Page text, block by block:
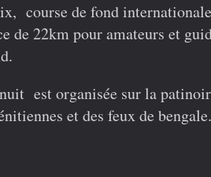
course de fond internationale
de 22km pour amateurs et
est organisée sur la
et des feux de bengale.